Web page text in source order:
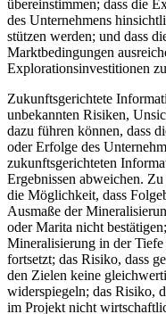
übereinstimmen; dass die
des Unternehmens
stützen werden; und dass
Marktbedingungen
Explorationsinvestitionen
Zukunftsgerichtete
unbekannten Risiken,
dazu führen können, dass
oder Erfolge des
zukunftsgerichteten
Ergebnissen abweichen.
die Möglichkeit, dass
Ausmaße der
oder Marita nicht
Mineralisierung in der
fortsetzt; das Risiko, dass
den Zielen keine
widerspiegeln; das Risiko,
im Projekt nicht